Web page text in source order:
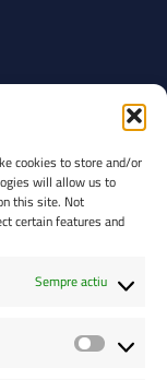
cookies to store and/or
will allow us to
this site. Not
certain features and
Sempre actiu